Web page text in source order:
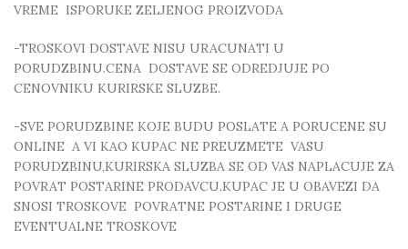
VREME ISPORUKE ZELJENOG PROIZVODA
-TROSKOVI DOSTAVE NISU URACUNATI U
PORUDZBINU.CENA DOSTAVE SE ODREDJUJE PO
CENOVNIKU KURIRSKE SLUZBE.
-SVE PORUDZBINE KOJE BUDU POSLATE A PORUCENE SU
ONLINE A VI KAO KUPAC NE PREUZMETE VASU
PORUDZBINU,KURIRSKA SLUZBA SE OD VAS NAPLACUJE ZA
POVRAT POSTARINE PRODAVCU.KUPAC JE U OBAVEZI DA
SNOSI TROSKOVE POVRATNE POSTARINE I DRUGE
EVENTUALNE TROSKOVE